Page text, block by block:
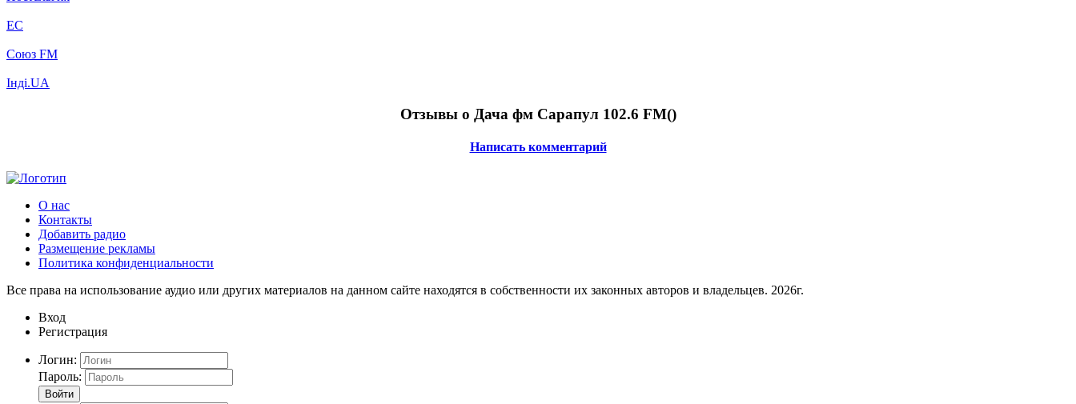
ЕС
Союз FM
Інді.UA
Отзывы о Дача фм Сарапул 102.6 FM()
Написать комментарий
О нас
Контакты
Добавить радио
Размещение рекламы
Политика конфиденциальности
Все права на использование аудио или других материалов на данном сайте находятся в собственности их законных авторов и владельцев. 2026г.
Вход
Регистрация
Логин:
Пароль:
Войти